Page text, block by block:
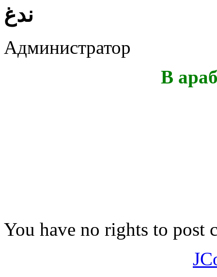
ندغ
Администратор
В
You have no rights to post